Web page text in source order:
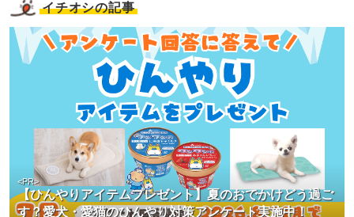
イチオシの記事
【ひんやりアイテムプレゼント】夏のおでかけどう過ご
す？愛犬・愛猫のひんやり対策アンケート実施中！
<PR>